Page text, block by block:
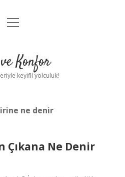
Anasayfa
Uyarı
menüyü
Konfor
keyifli yolculuk!
ne denir
Çıkana Ne Denir